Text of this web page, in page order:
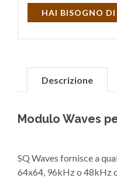
HAI BISOGNO DI
Descrizione
Modulo Waves
SQ Waves fornisce a
64x64, 96kHz o 48kHz